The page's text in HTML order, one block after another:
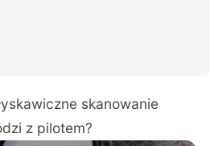
skanowanie
z pilotem?